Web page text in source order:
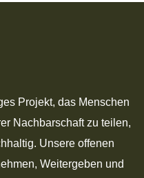
Projekt, das Menschen
Nachbarschaft zu teilen,
Unsere offenen
Weitergeben und